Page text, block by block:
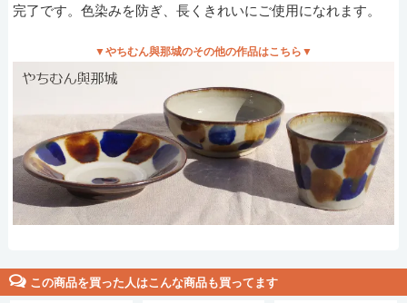
完了です。色染みを防ぎ、長くきれいにご使用になれます。
▼やちむん與那城のその他の作品はこちら▼
この商品を買った人はこんな商品も買ってます